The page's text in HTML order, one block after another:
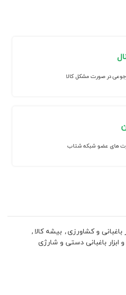
در صورت مشکل کالا
های عضو شبکه شتاب
باغبانی و کشاورزی, بیشه کالا ,
ابزار باغبانی دستی و شارژی